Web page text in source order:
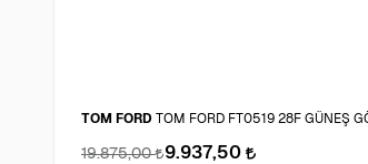
TOM FORD TOM FORD FT0519 28F GÜNEŞ
19.875,00 9.937,50